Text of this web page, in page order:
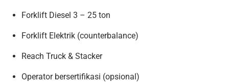
Forklift Diesel 3 – 25 ton
Forklift Elektrik (counterbalance)
Reach Truck & Stacker
Operator bersertifikasi (opsional)